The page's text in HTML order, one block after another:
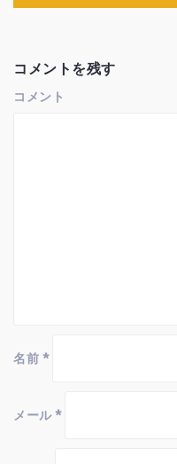
ゲ
ョ
ン
コメントを残す
コメント
名前 *
メール*